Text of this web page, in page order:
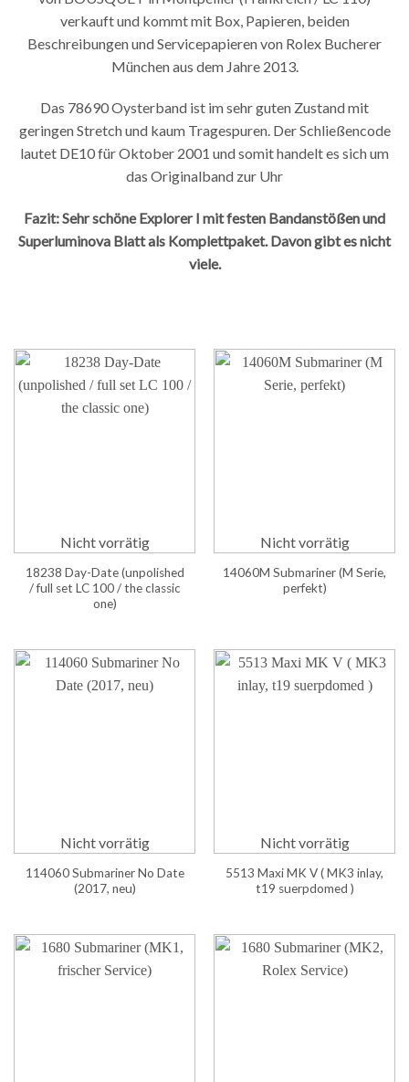
verkauft und kommt mit Box, Papieren, beiden
Beschreibungen und Servicepapieren von Rolex Bucherer
München aus dem Jahre 2013.
Das 78690 Oysterband ist im sehr guten Zustand mit
geringen Stretch und kaum Tragespuren. Der Schließencode
lautet DE10 für Oktober 2001 und somit handelt es sich um
das Originalband zur Uhr
Fazit: Sehr schöne Explorer I mit festen Bandanstößen und
Superluminova Blatt als Komplettpaket. Davon gibt es nicht
viele.
Nicht vorrätig
18238 Day-Date (unpolished
/ full set LC 100 / the classic
one)
Nicht vorrätig
14060M Submariner (M Serie,
perfekt)
Nicht vorrätig
114060 Submariner No Date
(2017, neu)
Nicht vorrätig
5513 Maxi MK V ( MK3 inlay,
t19 suerpdomed )